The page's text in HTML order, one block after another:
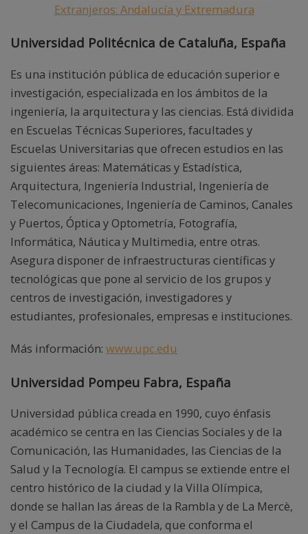
Extranjeros: Andalucía y Extremadura
Universidad Politécnica de Cataluña, España
Es una institución pública de educación superior e
investigación, especializada en los ámbitos de la
ingeniería, la arquitectura y las ciencias. Está dividida
en Escuelas Técnicas Superiores, facultades y
Escuelas Universitarias que ofrecen estudios en las
siguientes áreas: Matemáticas y Estadística,
Arquitectura, Ingeniería Industrial, Ingeniería de
Telecomunicaciones, Ingeniería de Caminos, Canales
y Puertos, Óptica y Optometría, Fotografía,
Informática, Náutica y Multimedia, entre otras.
Asegura disponer de infraestructuras científicas y
tecnológicas que pone al servicio de los grupos y
centros de investigación, investigadores y
estudiantes, profesionales, empresas e instituciones.
Más información: www.upc.edu
Universidad Pompeu Fabra, España
Universidad pública creada en 1990, cuyo énfasis
académico se centra en las Ciencias Sociales y de la
Comunicación, las Humanidades, las Ciencias de la
Salud y la Tecnología. El campus se extiende entre el
centro histórico de la ciudad y la Villa Olímpica,
donde se hallan las áreas de la Rambla y de La Mercè,
y el Campus de la Ciudadela, que conforma el